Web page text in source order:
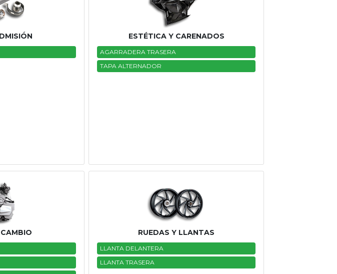
ESTÉTICA Y CARENADOS
AGARRADERA TRASERA
TAPA ALTERNADOR
RUEDAS Y LLANTAS
LLANTA DELANTERA
LLANTA TRASERA